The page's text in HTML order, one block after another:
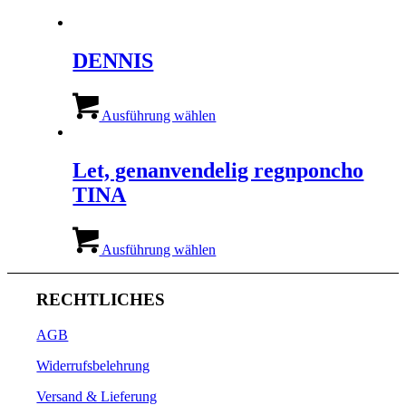
DENNIS
Ausführung wählen
Varianten
auf.
der
Produktseite
Let, genanvendelig regnponcho
TINA
Ausführung wählen
RECHTLICHES
AGB
Widerrufsbelehrung
Versand & Lieferung